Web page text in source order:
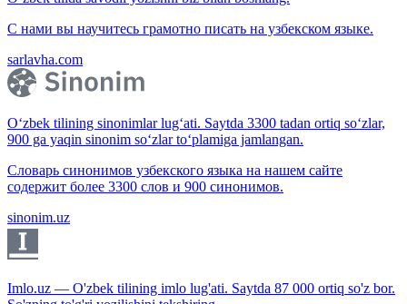
С нами вы научитесь грамотно писать на узбекском языке.
sarlavha.com
O‘zbek tilining sinonimlar lug‘ati. Saytda 3300 tadan ortiq so‘zlar,
900 ga yaqin sinonim so‘zlar to‘plamiga jamlangan.
Словарь синонимов узбекского языка на нашем сайте
содержит более 3300 слов и 900 синонимов.
sinonim.uz
Imlo.uz — O'zbek tilining imlo lug'ati. Saytda 87 000 ortiq so'z bor.